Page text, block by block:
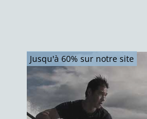
Jusqu'à 60% sur notre site